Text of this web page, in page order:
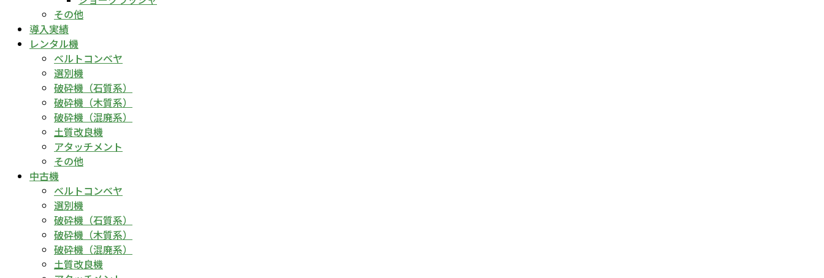
その他
導入実績
レンタル機
ベルトコンベヤ
選別機
破砕機（石質系）
破砕機（木質系）
破砕機（混廃系）
土質改良機
アタッチメント
その他
中古機
ベルトコンベヤ
選別機
破砕機（石質系）
破砕機（木質系）
破砕機（混廃系）
土質改良機